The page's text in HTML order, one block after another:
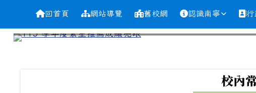
台南市南寧高中
導覽列回首頁 網站導覽 舊校網 認識南寧 行
校內